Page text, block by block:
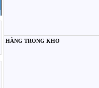
HÀNG TRONG KHO